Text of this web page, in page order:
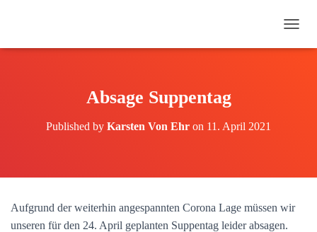
A
C
Absage Suppentag
Published by Karsten Von Ehr on 11. April 2021
Aufgrund der weiterhin angespannten Corona Lage müssen wir
unseren für den 24. April geplanten Suppentag leider absagen.